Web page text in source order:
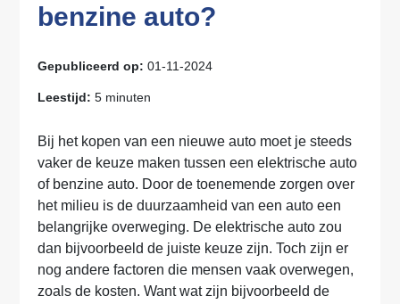
benzine auto?
Gepubliceerd op:01-11-2024
Leestijd: 5 minuten
Bij het kopen van een nieuwe auto moet je steeds
vaker de keuze maken tussen een elektrische auto
of benzine auto. Door de toenemende zorgen over
het milieu is de duurzaamheid van een auto een
belangrijke overweging. De elektrische auto zou
dan bijvoorbeeld de juiste keuze zijn. Toch zijn er
nog andere factoren die mensen vaak overwegen,
zoals de kosten. Want wat zijn bijvoorbeeld de